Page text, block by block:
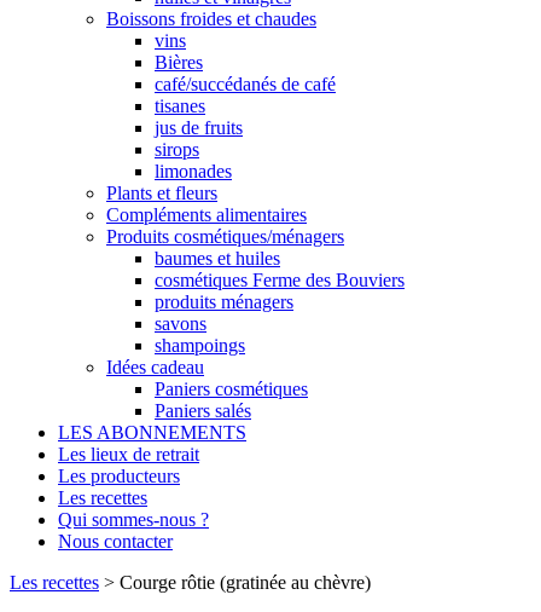
Boissons froides et chaudes
vins
Bières
café/succédanés de café
tisanes
jus de fruits
sirops
limonades
Plants et fleurs
Compléments alimentaires
Produits cosmétiques/ménagers
baumes et huiles
cosmétiques Ferme des Bouviers
produits ménagers
savons
shampoings
Idées cadeau
Paniers cosmétiques
Paniers salés
LES ABONNEMENTS
Les lieux de retrait
Les producteurs
Les recettes
Qui sommes-nous ?
Nous contacter
Les recettes > Courge rôtie (gratinée au chèvre)